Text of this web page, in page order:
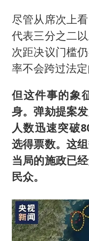
尽管从席次上
代表三分之二
次距决议门槛
率不会跨过法定
但这件事的象
身。弹劾提案
人数迅速突破
选得票数。这
当局的施政已
民众。